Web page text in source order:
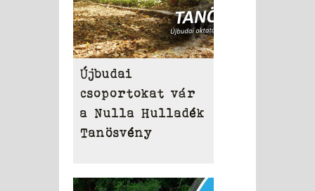
Újbudai
csoportokat vár
a Nulla Hulladék
Tanösvény